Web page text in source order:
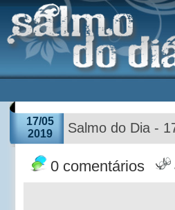
17/05
2019
Salmo do Dia -
0 comentários